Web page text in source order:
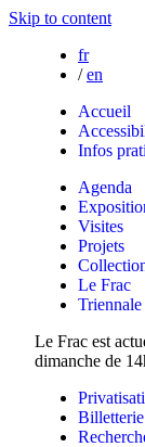
Skip to content
fr
/ en
Accueil
Infos
Agenda
Visites
Projets
Le Frac
Triennale
Le Frac est
dimanche de
Billetterie